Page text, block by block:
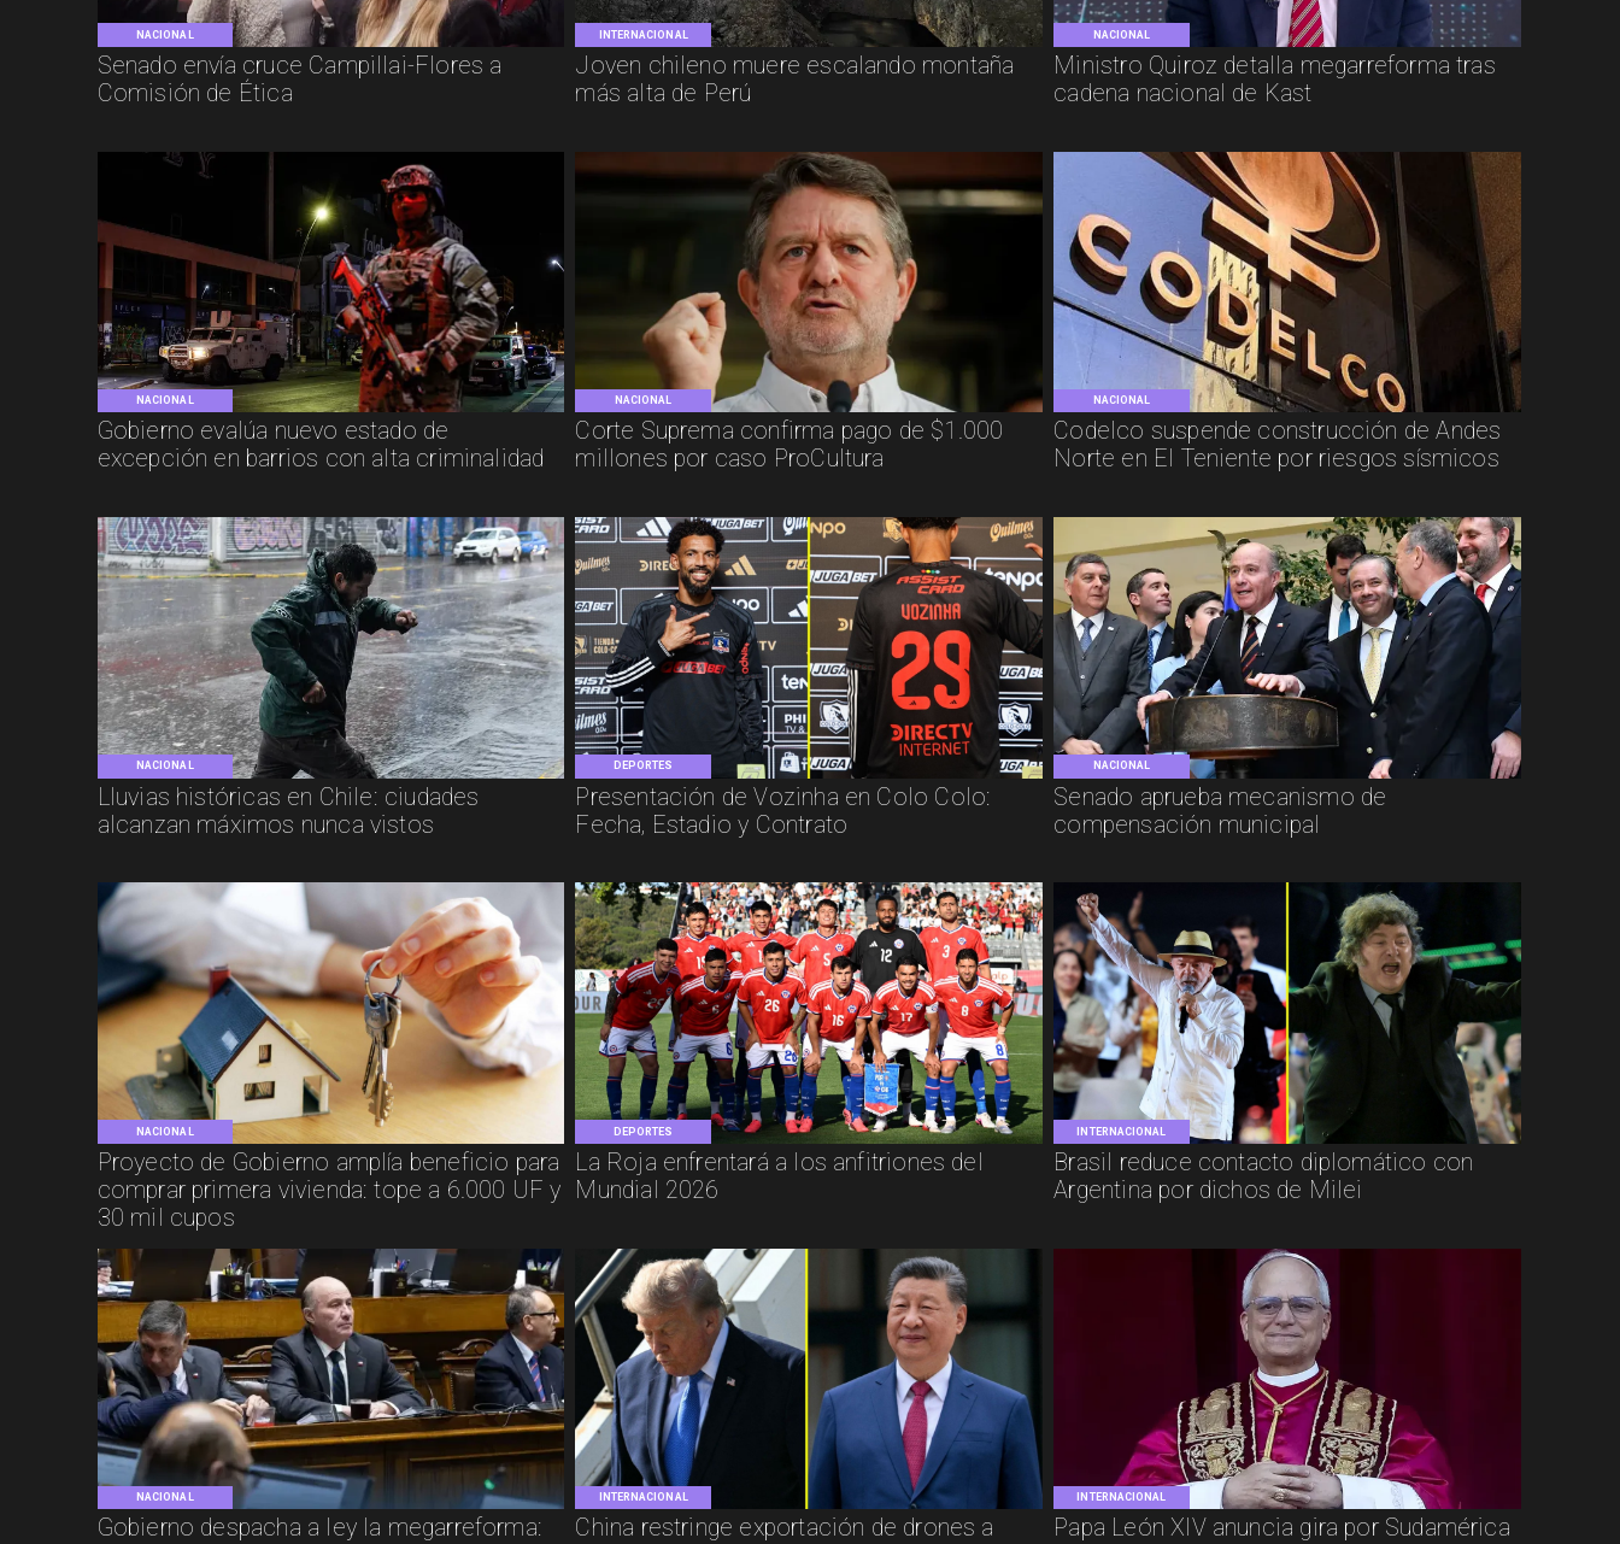
NACIONAL
Senado envía cruce Campillai-Flores a
Comisión de Ética
INTERNACIONAL
Joven chileno muere escalando montaña
más alta de Perú
NACIONAL
Ministro Quiroz detalla megarreforma tras
cadena nacional de Kast
NACIONAL
Gobierno evalúa nuevo estado de
excepción en barrios con alta criminalidad
NACIONAL
Corte Suprema confirma pago de $1.000
millones por caso ProCultura
NACIONAL
Codelco suspende construcción de Andes
Norte en El Teniente por riesgos sísmicos
NACIONAL
Lluvias históricas en Chile: ciudades
alcanzan máximos nunca vistos
DEPORTES
Presentación de Vozinha en Colo Colo:
Fecha, Estadio y Contrato
NACIONAL
Senado aprueba mecanismo de
compensación municipal
NACIONAL
Proyecto de Gobierno amplía beneficio para
comprar primera vivienda: tope a 6.000 UF y
30 mil cupos
DEPORTES
La Roja enfrentará a los anfitriones del
Mundial 2026
INTERNACIONAL
Brasil reduce contacto diplomático con
Argentina por dichos de Milei
NACIONAL
Gobierno despacha a ley la megarreforma:
INTERNACIONAL
China restringe exportación de drones a
INTERNACIONAL
Papa León XIV anuncia gira por Sudamérica